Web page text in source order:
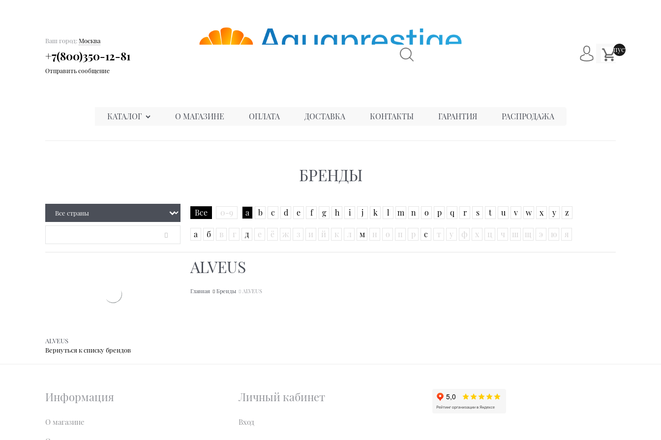
Ваш город:Москва
+7(800)350-12-81
Отправить сообщение
пусто
КАТАЛОГ О МАГАЗИНЕ ОПЛАТА ДОСТАВКА КОНТАКТЫ ГАРАНТИЯ РАСПРОДАЖА
БРЕНДЫ
Все 0-9 a b c d e f g h i j k l m n o p q r s t u v w x y z
а б в г д е ё ж з и й к л м н о п р с т у ф х ц ч ш щ э ю я
ALVEUS
Главная Бренды ALVEUS
ALVEUS
Вернуться к списку брендов
Информация
О магазине
Личный кабинет
Вход